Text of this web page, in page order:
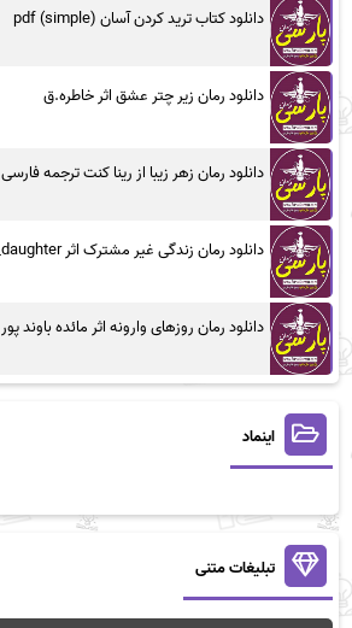
دانلود کتاب ترید کردن آسان (simple) pdf
دانلود رمان زیر چتر عشق اثر خاطره.ق
دانلود رمان زهر زیبا از رینا کنت ترجمه فارسی
دانلود رمان زندگی غیر مشترک اثر sun_daughter
دانلود رمان روزهای وارونه اثر مائده باوند پور
اینماد
تبلیغات متنی